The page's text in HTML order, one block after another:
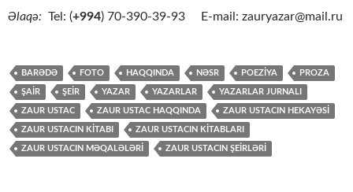
Əlaqə: Tel: (+994) 70-390-39-93 E-mail: zauryazar@mail.ru
BARƏDƏ FOTO HAQQINDA NƏSR POEZİYA PROZA
ŞAİR ŞEİR YAZAR YAZARLAR YAZARLAR JURNALI
ZAUR USTAC ZAUR USTAC HAQQINDA ZAUR USTACIN HEKAYƏSİ
ZAUR USTACIN KİTABI ZAUR USTACIN KİTABLARI
ZAUR USTACIN MƏQALƏLƏRİ ZAUR USTACIN ŞEİRLƏRİ